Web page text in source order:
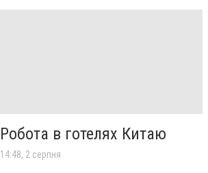
Робота в готелях Китаю
14:48, 2 серпня